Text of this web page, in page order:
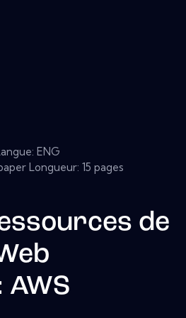
ENG
Longueur: 15 pages
de